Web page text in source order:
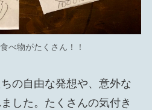
べ物がたくさん！！
の自由な発想や、意外な
した。たくさんの気付き